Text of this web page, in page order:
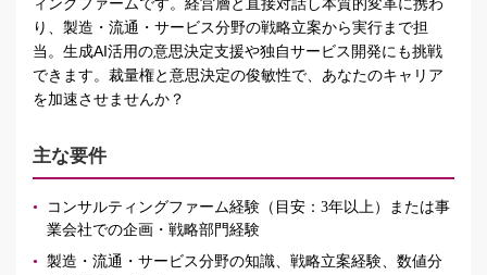
り、製造・流通・サービス分野の戦略立案から実行まで担
当。生成AI活用の意思決定支援や独自サービス開発にも挑戦
できます。裁量権と意思決定の俊敏性で、あなたのキャリア
を加速させませんか？
主な要件
•
コンサルティングファーム経験（目安：3年以上）または事
業会社での企画・戦略部門経験
• 製造・流通・サービス分野の知識、戦略立案経験、数値分